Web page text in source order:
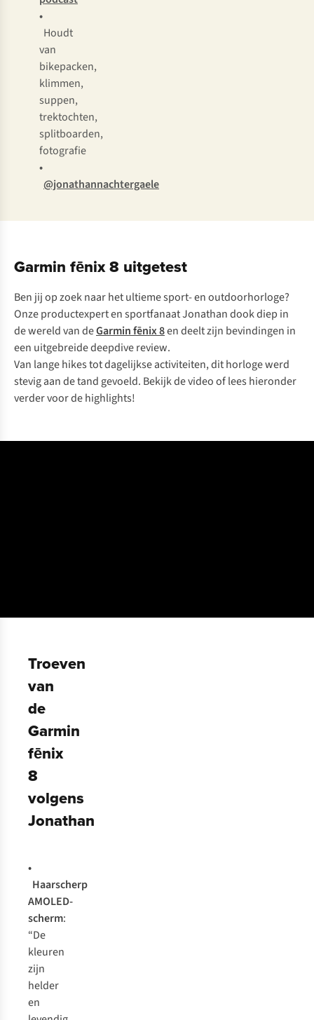
•
Houdt
van
bikepacken,
klimmen,
suppen,
trektochten,
splitboarden,
fotografie
•
@jonathannachtergaele
Garmin fēnix 8 uitgetest
Ben jij op zoek naar het ultieme sport- en outdoorhorloge?
Onze productexpert en sportfanaat Jonathan dook diep in
de wereld van deGarmin fēnix 8en deelt zijn bevindingen in
een uitgebreidedeepdive review.
Van lange hikes tot dagelijkse activiteiten, dit horloge werd
stevig aan de tand gevoeld. Bekijk de video of lees hieronder
verder voor de highlights!
Troeven
van
de
Garmin
fēnix
8
volgens
Jonathan
•
Haarscherp
AMOLED-
scherm:
“De
kleuren
zijn
helder
en